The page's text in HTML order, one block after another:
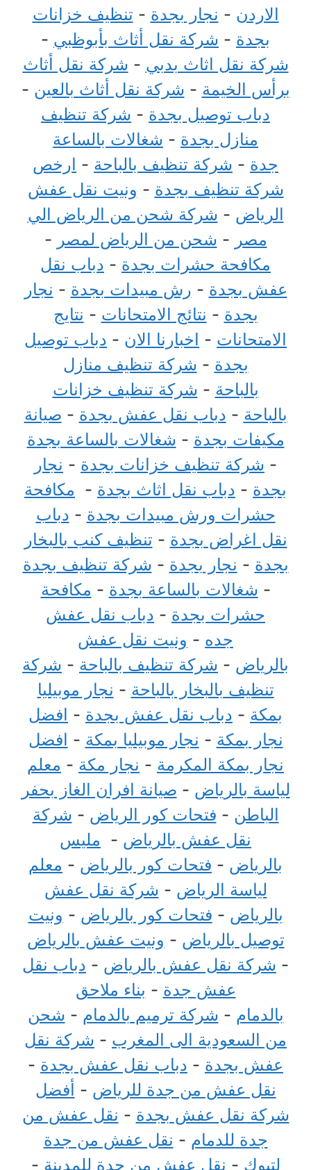
الاردن - نجار بجدة - تنظيف خزانات
بجدة - شركة نقل أثاث بأبوظبي -
شركة نقل اثاث بدبي - شركة نقل أثاث
برأس الخيمة - شركة نقل أثاث بالعين -
دباب توصيل بجدة - شركة تنظيف
منازل بجدة - شغالات بالساعة
جدة - شركة تنظيف بالباحة - ارخص
شركة تنظيف بجدة - ونيت نقل عفش
الرياض - شركة شحن من الرياض الي
مصر - شحن من الرياض لمصر -
مكافحة حشرات بجدة - دباب نقل
عفش بجدة - رش مبيدات بجدة - نجار
بجدة - نتائج الامتحانات - نتايج
الامتحانات - اخبارنا الان - دباب توصيل
بجدة - شركة تنظيف منازل
بالباحة - شركة تنظيف خزانات
بالباحة - دباب نقل عفش بجدة - صيانة
مكيفات بجدة - شغالات بالساعة بجدة
- شركة تنظيف خزانات بجدة - نجار
بجدة - دباب نقل اثاث بجدة - مكافحة
حشرات ورش مبيدات بجدة - دباب
نقل اغراض بجدة - تنظيف كنب بالبخار
بجدة - نجار بجدة - شركة تنظيف بجدة
- شغالات بالساعة بجدة - مكافحة
حشرات بجدة - دباب نقل عفش
جده - ونيت نقل عفش
بالرياض - شركة تنظيف بالباحة - شركة
تنظيف بالبخار بالباحة - نجار موبيليا
بمكة - دباب نقل عفش بجدة - افضل
نجار بمكة - نجار موبيليا بمكة - افضل
نجار بمكة المكرمة - نجار مكة - معلم
لياسة بالرياض - صيانة افران الغاز بحفر
الباطن - فتحات كور الرياض - شركة
نقل عفش بالرياض - مليس
بالرياض - فتحات كور بالرياض - معلم
لياسة الرياض - شركة نقل عفش
بالرياض - فتحات كور بالرياض - ونيت
توصيل بالرياض - ونيت عفش بالرياض
- شركة نقل عفش بالرياض - دباب نقل
عفش جدة - بناء ملاحق
بالدمام - شركة ترميم بالدمام - شحن
من السعودية الى المغرب - شركة نقل
عفش بجدة - دباب نقل عفش بجدة -
نقل عفش من جدة للرياض - أفضل
شركة نقل عفش بجدة - نقل عفش من
جدة للدمام - نقل عفش من جدة
لتبوك - نقل عفش من جدة للمدينة -